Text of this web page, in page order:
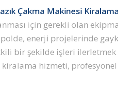
Çakma Makinesi
için gerekli olan
enerji projelerinde
bir şekilde işleri
hizmeti,